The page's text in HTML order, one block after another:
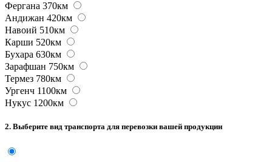
Фергана 370км
Андижан 420км
Навоий 510км
Карши 520км
Бухара 630км
Зарафшан 750км
Термез 780км
Ургенч 1100км
Нукус 1200км
2. Выберите вид транспорта для перевозки вашей продукции